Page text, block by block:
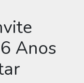
Anos